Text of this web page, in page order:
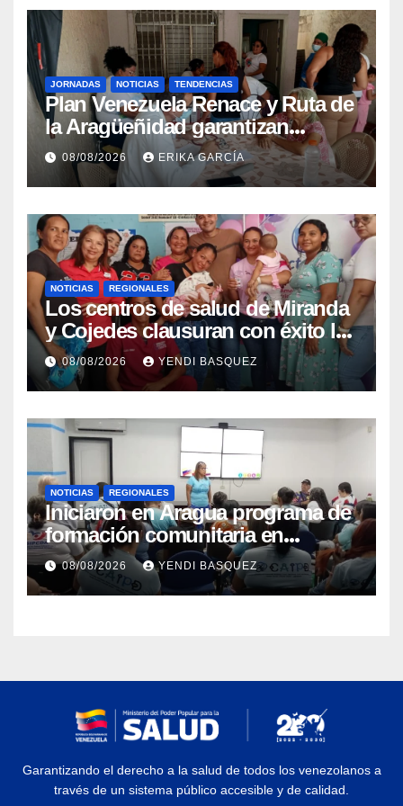
JORNADAS NOTICIAS TENDENCIAS
Plan Venezuela Renace y Ruta de
la Aragüeñidad garantizan
atención médica integral en
Aragua
08/08/2026 ERIKA GARCÍA
NOTICIAS REGIONALES
Los centros de salud de Miranda
y Cojedes clausuran con éxito la
Semana Mundial de la Lactancia
Materna
08/08/2026 YENDI BASQUEZ
NOTICIAS REGIONALES
Iniciaron en Aragua programa de
formación comunitaria en
atención a personas con
discapacidad
08/08/2026 YENDI BASQUEZ
Garantizando el derecho a la salud de todos los venezolanos a
través de un sistema público accesible y de calidad.